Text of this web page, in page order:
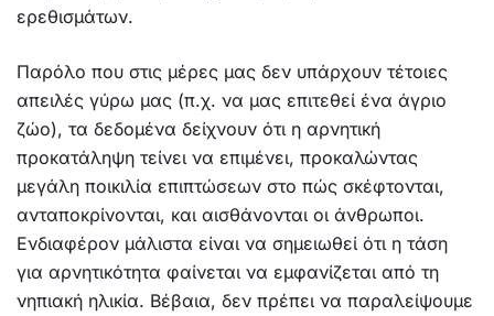
ερεθισμάτων.
Παρόλο που στις μέρες μας δεν υπάρχουν τέτοιες
απειλές γύρω μας (π.χ. να μας επιτεθεί ένα άγριο
ζώο), τα δεδομένα δείχνουν ότι η αρνητική
προκατάληψη τείνει να επιμένει, προκαλώντας
μεγάλη ποικιλία επιπτώσεων στο πώς σκέφτονται,
ανταποκρίνονται, και αισθάνονται οι άνθρωποι.
Ενδιαφέρον μάλιστα είναι να σημειωθεί ότι η τάση
για αρνητικότητα φαίνεται να εμφανίζεται από τη
νηπιακή ηλικία. Βέβαια, δεν πρέπει να παραλείψουμε